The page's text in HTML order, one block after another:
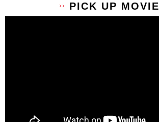
PICK UP MOVIE